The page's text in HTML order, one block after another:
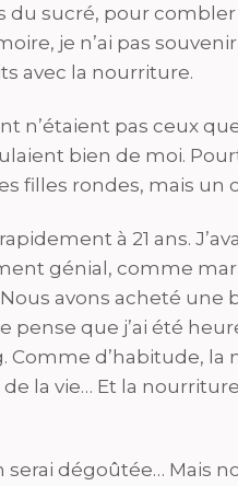
du sucré, pour
je n’ai pas
avec la nourriture.
n’étaient pas ceux
bien de moi.
filles rondes, mais un
à 21 ans.
génial, comme
avons acheté une
que j’ai été
Comme d’habitude,
la vie… Et la
serai dégoûtée… Mais